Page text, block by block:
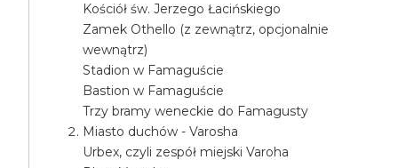
Kościół św. Jerzego Łacińskiego
Zamek Othello (z zewnątrz, opcjonalnie
wewnątrz)
Stadion w Famaguście
Bastion w Famaguście
Trzy bramy weneckie do Famagusty
Miasto duchów - Varosha
Urbex, czyli zespół miejski Varoha